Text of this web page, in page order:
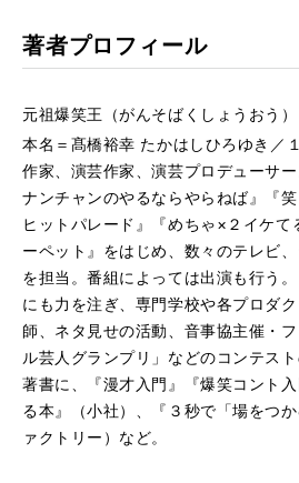
著者プロフィール
元祖爆笑王（がんそばくしょうおう）
本名＝髙橋裕幸 たかはしひろゆき／
作家、演芸作家、演芸プロデューサ
ナンチャンのやるならやらねば』『
ヒットパレード』『めちゃ×２イケて
ーペット』をはじめ、数々のテレビ
を担当。番組によっては出演も⾏う
にも⼒を注ぎ、専⾨学校や各プロダ
師、ネタ⾒せの活動、音事協主催・
ル芸人グランプリ」などのコンテス
著書に、『漫才⼊⾨』『爆笑コント
る本』（⼩社）、『３秒で「場をつ
ァクトリー）など。